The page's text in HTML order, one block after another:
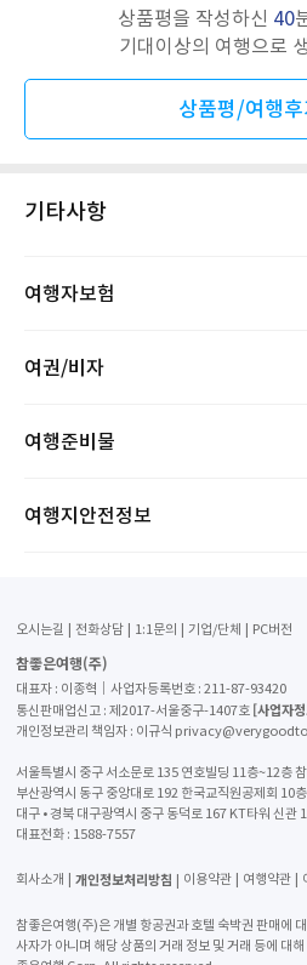
상품평을 작성하신 40
기대이상의 여행으로
상품평/여행후
기타사항
여행자보험
여권/비자
여행준비물
여행지안전정보
오시는길 전화상담 1:1문의 기업/단체 PC버전
참좋은여행(주)
대표자 : 이종혁│사업자등록번호 : 211-87-93420
통신판매업신고 : 제2017-서울중구-1407호 [사업자
개인정보관리 책임자 : 이규식
서울특별시 중구 서소문로 135 연호빌딩 11층~12층
부산광역시 동구 중앙대로 192 한국교직원공제회 10층
대구 • 경북 대구광역시 중구 동덕로 167 KT타워 신관
대표전화 : 1588-7557
회사소개 개인정보처리방침 이용약관 여행약관
참좋은여행(주)은 개별 항공권과 호텔 숙박권 판매에
사자가 아니며 해당 상품의 거래 정보 및 거래 등에